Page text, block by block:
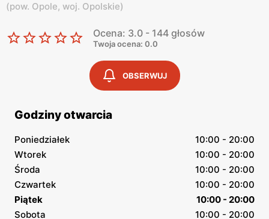
(pow. Opole, woj. Opolskie)
Ocena: 3.0 - 144 głosów
Twoja ocena: 0.0
OBSERWUJ
Godziny otwarcia
Poniedziałek
10:00 - 20:00
Wtorek
10:00 - 20:00
Środa
10:00 - 20:00
Czwartek
10:00 - 20:00
Piątek
10:00 - 20:00
Sobota
10:00 - 20:00